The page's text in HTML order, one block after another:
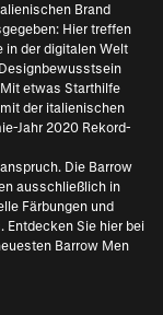
Brand
Hier treffen
in der digitalen Welt
etwas Starthilfe
der italienischen
Jahr 2020 Rekord-
Die Barrow
ausschließlich in
Färbungen und
Entdecken Sie hier bei
Barrow Men